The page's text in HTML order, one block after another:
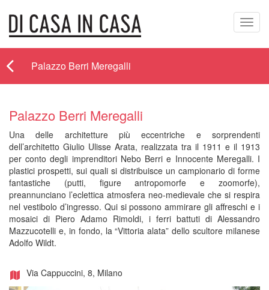
Palazzo Berri Meregalli
Palazzo Berri Meregalli
Una delle architetture più eccentriche e sorprendenti
dell’architetto Giulio Ulisse Arata, realizzata tra il 1911 e il 1913
per conto degli imprenditori Nebo Berri e Innocente Meregalli. I
plastici prospetti, sui quali si distribuisce un campionario di forme
fantastiche (putti, figure antropomorfe e zoomorfe),
preannunciano l’eclettica atmosfera neo-medievale che si respira
nel vestibolo d’ingresso. Qui si possono ammirare gli affreschi e i
mosaici di Piero Adamo Rimoldi, i ferri battuti di Alessandro
Mazzucotelli e, in fondo, la “Vittoria alata” dello scultore milanese
Adolfo Wildt.
Via Cappuccini, 8, Milano